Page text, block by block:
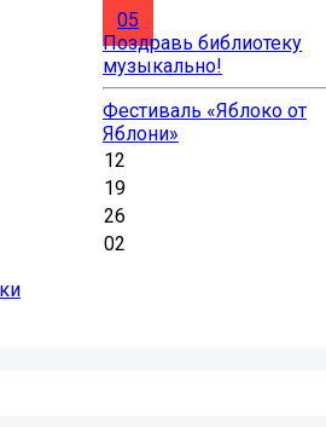
05
Поздравь библиотеку
музыкально!
Фестиваль «Яблоко от
Яблони»
12
19
26
02